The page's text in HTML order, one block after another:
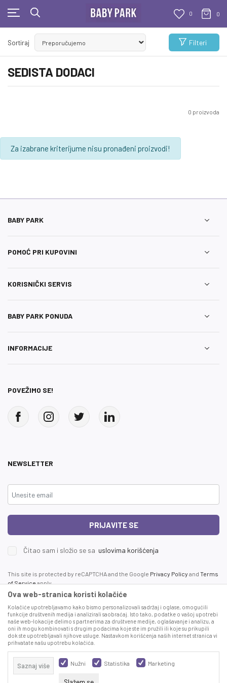
0 0
KUPUJTE BEZ OGRANIČENJA!
- DO 12 RATA BEZ LIMITA
SEDISTA DODACI
Sortiraj Filteri
0 proizvoda
Za izabrane kriterijume nisu pronađeni proizvodi!
BABY PARK
POMOĆ PRI KUPOVINI
KORISNIČKI SERVIS
BABY PARK PONUDA
INFORMACIJE
POVEŽIMO SE!
NEWSLETTER
PRIJAVITE SE
Čitao sam i složio se sa uslovima korišćenja
This site is protected by reCAPTCHA and the Google Privacy Policy and Terms
of Serviceapply.
Proizvode na sajtu nastojimo da opišemo što je preciznije moguće, ali ne
možemo garantovati da su svi podaci i fotografije, navedeni u okrviru proizvoda,
u potpunosti kompletni i bez grešaka. Svi artikli prikazani na sajtu su deo naše
ponude, ali ne podrazumeva da su dostupni u svakom trenutku.
Ova web-stranica koristi kolačiće
Kolačiće upotrebljavamo kako bismo personalizovali sadržaj i oglase, omogućili
funkcije društvenih medija i analizirali saobraćaj. Isto tako, podatke o vašoj upotrebi
naše web-lokacije delimo s partnerima za društvene medije, oglašavanje i analizu, a
oni ih mogu kombinovati s drugim podacima koje ste im pružili ili koje su prikupili
dok ste upotrebljavali njihove usluge. Nastavkom korišćenja naših internet stranica vi
prihvatate našu upotrebu kolačića.
Nužni Statistika Marketing
Saznaj više